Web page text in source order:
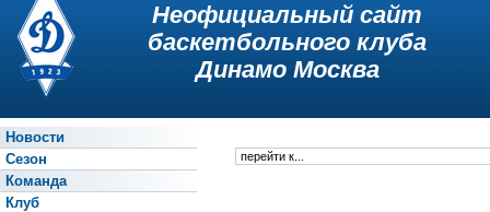
Неофициальный сайт
баскетбольного клуба
Динамо Москва
Новости
Сезон
Команда
Клуб